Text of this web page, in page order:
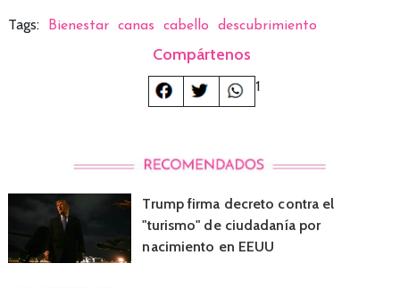
Tags: Bienestar canas cabello descubrimiento
Compártenos
1
Trump firma decreto contra el
"turismo" de ciudadanía por
nacimiento en EEUU